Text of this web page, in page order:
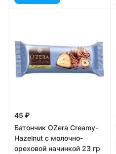
45 ₽
Батончик OZera Creamy-
Hazelnut с молочно-
ореховой начинкой 23 гр